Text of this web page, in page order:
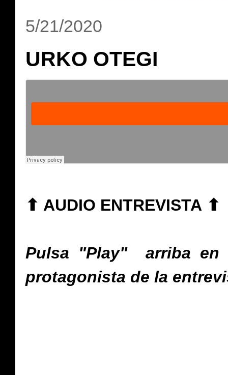
5/21/2020
URKO OTEGI
⬆ AUDIO ENTREVISTA ⬆
Pulsa "Play" arriba en
protagonista de la